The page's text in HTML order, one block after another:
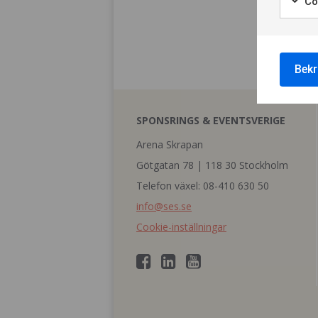
SPONSRINGS & EVENTSVERIGE
Arena Skrapan
Götgatan 78 | 118 30 Stockholm
Telefon växel: 08-410 630 50
info@ses.se
Cookie-inställningar